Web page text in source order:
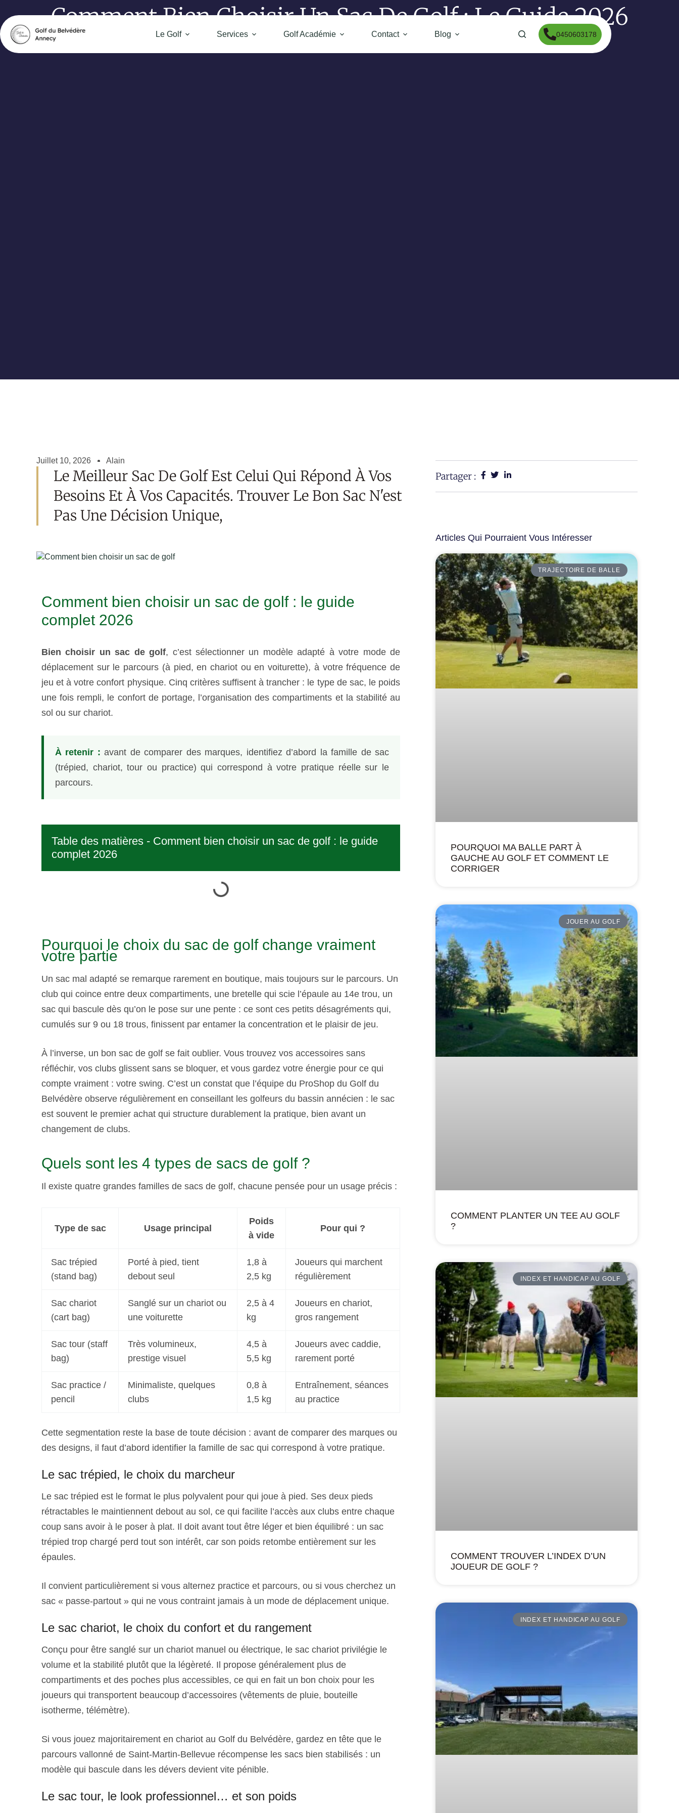
Le Golf Services Golf Académie Contact Blog 0450603178
Comment Bien Choisir Un Sac De Golf : Le Guide 2026
Juillet 10, 2026 Alain
Le Meilleur Sac De Golf Est Celui Qui Répond À Vos
Besoins Et À Vos Capacités. Trouver Le Bon Sac N'est
Pas Une Décision Unique,
Comment bien choisir un sac de golf : le guide
complet 2026
Bien choisir un sac de golf, c’est sélectionner un modèle adapté à votre mode de
déplacement sur le parcours (à pied, en chariot ou en voiturette), à votre fréquence de
jeu et à votre confort physique. Cinq critères suffisent à trancher : le type de sac, le poids
une fois rempli, le confort de portage, l’organisation des compartiments et la stabilité au
sol ou sur chariot.
À retenir : avant de comparer des marques, identifiez d’abord la famille de sac
(trépied, chariot, tour ou practice) qui correspond à votre pratique réelle sur le
parcours.
Table des matières - Comment bien choisir un sac de golf : le guide
complet 2026
Pourquoi le choix du sac de golf change vraiment
votre partie
Un sac mal adapté se remarque rarement en boutique, mais toujours sur le parcours. Un
club qui coince entre deux compartiments, une bretelle qui scie l’épaule au 14e trou, un
sac qui bascule dès qu’on le pose sur une pente : ce sont ces petits désagréments qui,
cumulés sur 9 ou 18 trous, finissent par entamer la concentration et le plaisir de jeu.
À l’inverse, un bon sac de golf se fait oublier. Vous trouvez vos accessoires sans
réfléchir, vos clubs glissent sans se bloquer, et vous gardez votre énergie pour ce qui
compte vraiment : votre swing. C’est un constat que l’équipe du ProShop du Golf du
Belvédère observe régulièrement en conseillant les golfeurs du bassin annécien : le sac
est souvent le premier achat qui structure durablement la pratique, bien avant un
changement de clubs.
Quels sont les 4 types de sacs de golf ?
Il existe quatre grandes familles de sacs de golf, chacune pensée pour un usage précis :
Type de sac Usage principal
Poids
à vide
Pour qui ?
Sac trépied
(stand bag)
Porté à pied, tient
debout seul
1,8 à
2,5 kg
Joueurs qui marchent
régulièrement
Sac chariot
(cart bag)
Sanglé sur un chariot ou
une voiturette
2,5 à 4
kg
Joueurs en chariot,
gros rangement
Sac tour (staff
bag)
Très volumineux,
prestige visuel
4,5 à
5,5 kg
Joueurs avec caddie,
rarement porté
Sac practice /
pencil
Minimaliste, quelques
clubs
0,8 à
1,5 kg
Entraînement, séances
au practice
Cette segmentation reste la base de toute décision : avant de comparer des marques ou
des designs, il faut d’abord identifier la famille de sac qui correspond à votre pratique.
Le sac trépied, le choix du marcheur
Le sac trépied est le format le plus polyvalent pour qui joue à pied. Ses deux pieds
rétractables le maintiennent debout au sol, ce qui facilite l’accès aux clubs entre chaque
coup sans avoir à le poser à plat. Il doit avant tout être léger et bien équilibré : un sac
trépied trop chargé perd tout son intérêt, car son poids retombe entièrement sur les
épaules.
Il convient particulièrement si vous alternez practice et parcours, ou si vous cherchez un
sac « passe-partout » qui ne vous contraint jamais à un mode de déplacement unique.
Le sac chariot, le choix du confort et du rangement
Conçu pour être sanglé sur un chariot manuel ou électrique, le sac chariot privilégie le
volume et la stabilité plutôt que la légèreté. Il propose généralement plus de
compartiments et des poches plus accessibles, ce qui en fait un bon choix pour les
joueurs qui transportent beaucoup d’accessoires (vêtements de pluie, bouteille
isotherme, télémètre).
Si vous jouez majoritairement en chariot au Golf du Belvédère, gardez en tête que le
parcours vallonné de Saint-Martin-Bellevue récompense les sacs bien stabilisés : un
modèle qui bascule dans les dévers devient vite pénible.
Le sac tour, le look professionnel… et son poids
Partager :
Articles Qui Pourraient Vous Intéresser
TRAJECTOIRE DE BALLE
POURQUOI MA BALLE PART À
GAUCHE AU GOLF ET COMMENT LE
CORRIGER
JOUER AU GOLF
COMMENT PLANTER UN TEE AU GOLF
?
INDEX ET HANDICAP AU GOLF
COMMENT TROUVER L’INDEX D’UN
JOUEUR DE GOLF ?
INDEX ET HANDICAP AU GOLF